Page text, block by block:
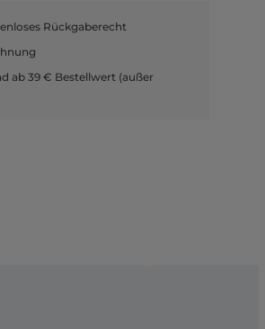
Rückgaberecht
ab 39 € Bestellwert (außer